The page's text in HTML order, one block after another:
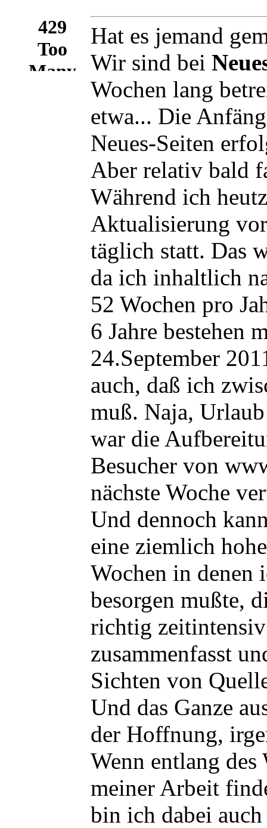
Hat es jemand
Wir sind bei
Wochen lang
etwa... Die
Neues-Seiten
Aber relativ bald
Während ich
Aktualisierung
täglich statt. Das
da ich inhaltlich
52 Wochen pro
6 Jahre bestehen
24.September
auch, daß ich
muß. Naja,
war die
Besucher von
nächste Woche
Und dennoch
eine ziemlich
Wochen in denen
besorgen mußte,
richtig
zusammenfasst
Sichten von
Und das Ganze
der Hoffnung,
Wenn entlang des
meiner Arbeit
bin ich dabei